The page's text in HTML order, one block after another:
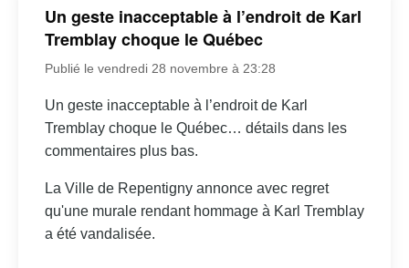
Un geste inacceptable à l’endroit de Karl
Tremblay choque le Québec
Publié le vendredi 28 novembre à 23:28
Un geste inacceptable à l’endroit de Karl
Tremblay choque le Québec… détails dans les
commentaires plus bas.
La Ville de Repentigny annonce avec regret
qu'une murale rendant hommage à Karl Tremblay
a été vandalisée.